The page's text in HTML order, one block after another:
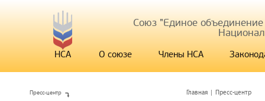
Союз "Единое
НСА О союзе Члены НСА
Главная | Пресс-центр
Пресс-центр